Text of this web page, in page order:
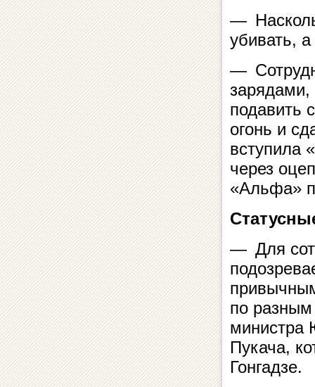
—
убивать,
—
зарядами,
подавить
огонь и
вступила
через
«Альфа»
— Для
по
министра
Пукача,
Гонгадзе.